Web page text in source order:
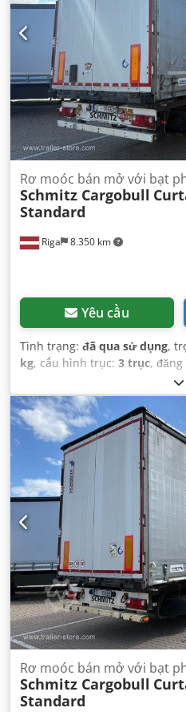
Riga 8.350 km
Rơ moóc bán mở với bạt
Schmitz Cargobull
Standard
Yêu cầu
Tình trạng: đã qua sử dụng,
kg, cấu hình trục: 3 trục,
, kích
Năm sản xuất:2016, Thiết bị:
Rơ moóc bán mở với bạt
Schmitz Cargobull
Standard